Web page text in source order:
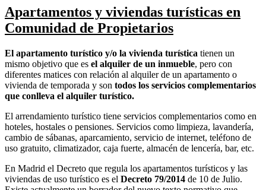
Apartamentos y viviendas turí­sticas en
Comunidad de Propietarios
El apartamento turí­stico y/o la vivienda turí­stica tienen un
mismo objetivo que es el alquiler de un inmueble, pero con
diferentes matices con relación al alquiler de un apartamento o
vivienda de temporada y son todos los servicios complementarios
que conlleva el alquiler turístico.
El arrendamiento turístico tiene servicios complementarios como en
hoteles, hostales o pensiones. Servicios como limpieza, lavandería,
cambio de sábanas, aparcamiento, servicio de internet, teléfono de
uso gratuito, climatizador, caja fuerte, almacén de lencería, bar, etc.
En Madrid el Decreto que regula los apartamentos turí­sticos y las
viviendas de uso turí­stico es el Decreto 79/2014 de 10 de Julio.